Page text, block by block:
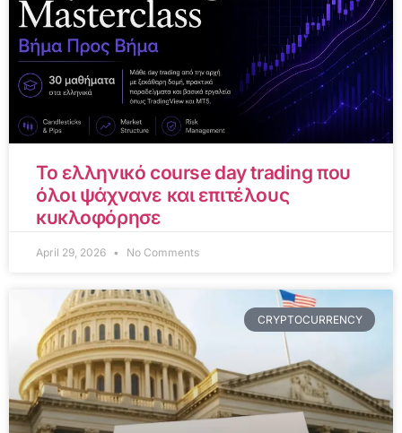
Το ελληνικό course day trading που
όλοι ψάχνανε και επιτέλους
κυκλοφόρησε
April 29, 2026 No Comments
CRYPTOCURRENCY